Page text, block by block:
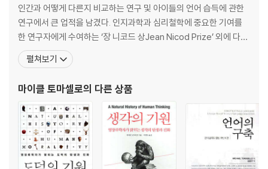
4장 집단 지향성.p129
어느 누구의 관점도 아닌 생각의 탄생
문화의 출현.p133
주체 중립적 생각.p177
객관성: 특정한 시점이 없는 관점.p186
5장 협력에 기원을 둔 인간의 생각.p191
인간만의 전유물, 생각에 깃든 사회성
인간과 어떻게 다른지 비교하는 연구 및 아이들의 언어 습득에 관한
연구에서 큰 업적을 남겼다. 인지과학과 심리철학에 중요한 기여를
한 연구자에게 수여하는 ‘장 니코드 상Jean Nicod Prize’ 외에 다수
의 학술상을 수상했으며, 세계적으로 몇 손가락 안에 꼽히는 다학제
적 연구자로 인정받는다. 사회성과 협력에 초점을 두고 인간의 사회
기여를 했다. 구겐하임 재단, 영국 아카데미, 네덜란드
펼쳐보기
마이클 토마셀로의 다른 상품